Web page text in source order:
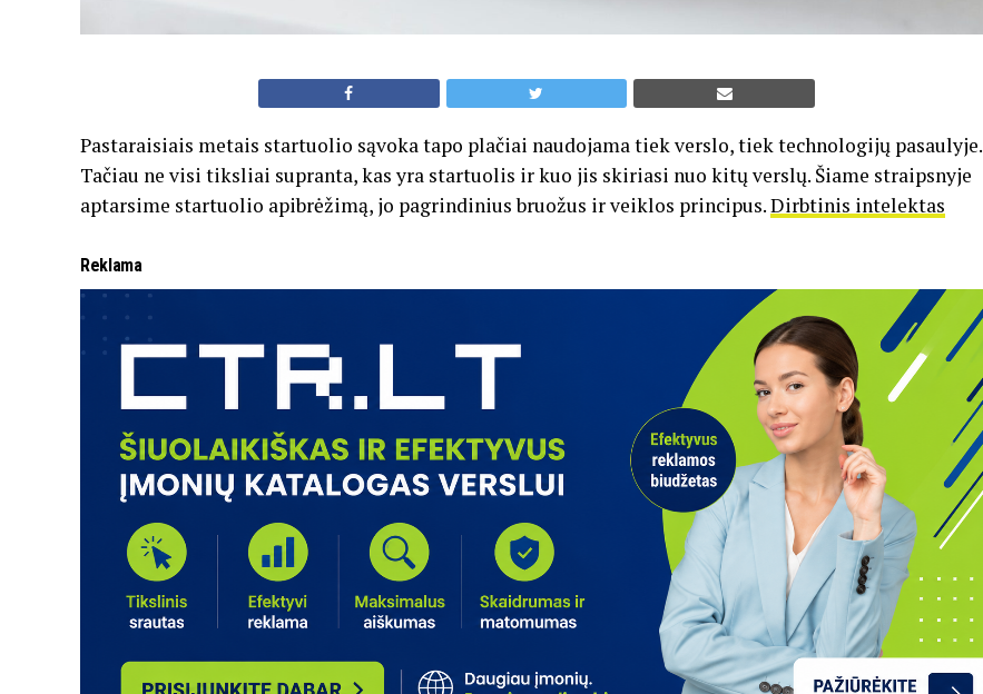
Pastaraisiais metais startuolio sąvoka tapo plačiai naudojama tiek verslo, tiek technologijų pasaulyje.
Tačiau ne visi tiksliai supranta, kas yra startuolis ir kuo jis skiriasi nuo kitų verslų. Šiame straipsnyje
aptarsime startuolio apibrėžimą, jo pagrindinius bruožus ir veiklos principus.Dirbtinis intelektas
Reklama